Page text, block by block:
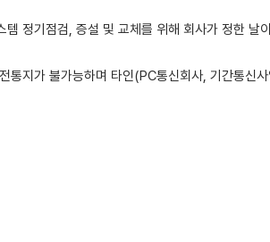
정기점검, 증설 및 교체를 위해 회사가 정한 날
지가 불가능하며 타인(PC통신회사, 기간통신